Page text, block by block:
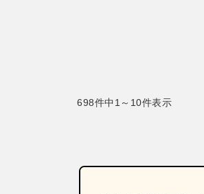
698件中1～10件表示